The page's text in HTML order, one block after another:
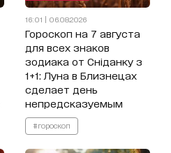
16:01 | 06.08.2026
Гороскоп на 7 августа
для всех знаков
зодиака от Сніданку з
1+1: Луна в Близнецах
сделает день
непредсказуемым
#гороскоп